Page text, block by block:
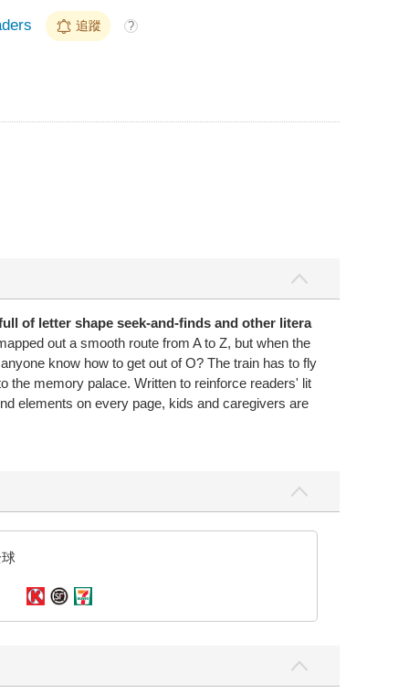
追蹤 ?
of letter shape seek-and-finds and other litera
out a smooth route from A to Z, but when the
know how to get out of O? The train has to fly
the memory palace. Written to reinforce readers' lit
elements on every page, kids and caregivers are